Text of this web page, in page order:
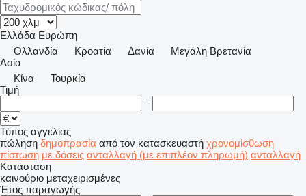
Ελλάδα Ευρώπη
Ολλανδία
Κροατία Δανία
Μεγάλη Βρετανία
Ασία
Κίνα
Τουρκία
Τιμή
–
Τύπος αγγελίας
πώληση δημοπρασία από τον κατασκευαστή χρονομίσθωση
πίστωση με δόσεις ανταλλαγή (με επιπλέον πληρωμή) ανταλλαγή
Κατάσταση
καινούριο μεταχειρισμένες
Έτος παραγωγής